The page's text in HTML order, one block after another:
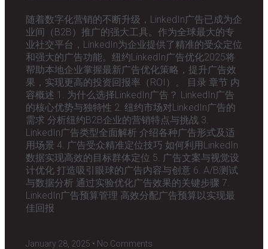
随着数字化营销的不断升级，LinkedIn广告已成为企
业间（B2B）推广的强大工具。作为全球最大的专
业社交平台，LinkedIn为企业提供了精准的受众定位
和强大的广告功能。纽约LinkedIn广告优化2025将
帮助本地企业掌握最新广告优化策略，提升广告效
果，实现更高的投资回报率（ROI）。 目录 章节 内
容概述 1. 为什么选择LinkedIn广告？ LinkedIn广告
的核心优势与独特性 2. 纽约市场对LinkedIn广告的
需求 分析纽约B2B企业的营销特点与挑战 3.
LinkedIn广告类型全面解析 介绍各种广告形式及适
用场景 4. 广告受众精准定位技巧 如何利用LinkedIn
数据实现高效的目标群体定位 5. 广告文案与视觉设
计优化 打造吸引眼球的广告内容与创意 6. A/B测试
与数据分析 通过实验优化广告效果的关键步骤 7.
LinkedIn广告预算管理 高效分配广告预算以实现最
佳回报
January 28, 2025 No Comments